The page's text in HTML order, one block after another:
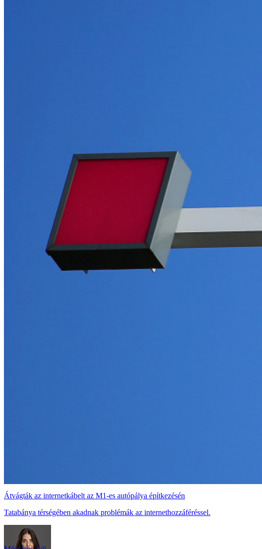
Átvágták az internetkábelt az M1-es autópálya építkezésén
Tatabánya térségében akadnak problémák az internethozzáféréssel.